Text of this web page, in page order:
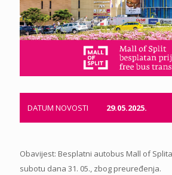
DATUM NOVOSTI 29.05.2025.
Obavijest: Besplatni autobus Mall of
subotu dana 31. 05., zbog preuređenja.